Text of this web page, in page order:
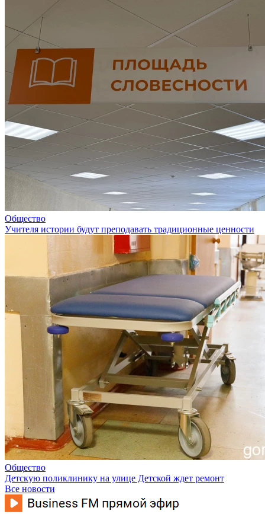
Общество
Учителя истории будут преподавать традиционные ценности
Общество
Детскую поликлинику на улице Детской ждет ремонт
Все новости